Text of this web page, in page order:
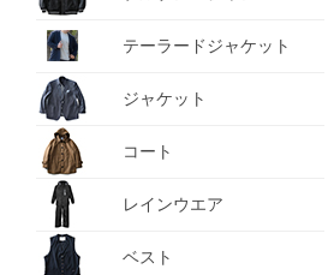
テーラードジャケット
ジャケット
コート
レインウエア
ベスト